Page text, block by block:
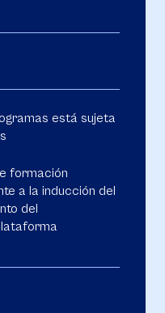
está sujeta
formación
a la inducción del
del